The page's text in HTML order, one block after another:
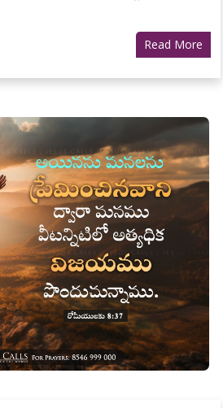
Read More